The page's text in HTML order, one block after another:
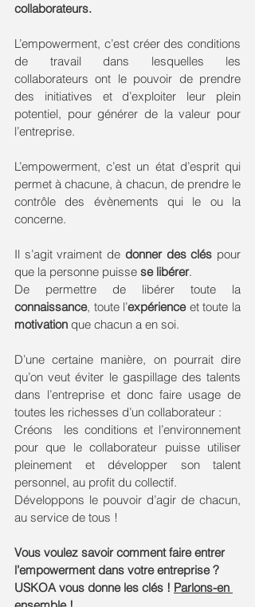
collaborateurs.
L’empowerment, c’est créer des conditions
de travail dans lesquelles les
collaborateurs ont le pouvoir de prendre
des initiatives et d’exploiter leur plein
potentiel, pour générer de la valeur pour
l’entreprise.
L’empowerment, c’est un état d’esprit qui
permet à chacune, à chacun, de prendre le
contrôle des évènements qui le ou la
concerne.
Il s’agit vraiment de donner des clés pour
que la personne puisse se libérer.
connaissance, toute l’expérience
motivation que chacun a en soi.
D’une certaine manière, on pourrait dire
qu’on veut éviter le gaspillage des talents
dans l’entreprise et donc faire usage de
toutes les richesses d’un collaborateur :
Créons  les conditions et l’environnement
pour que le collaborateur puisse utiliser
pleinement et développer son talent
personnel, au profit du collectif.
Développons le pouvoir d’agir de chacun,
au service de tous !
Vous voulez savoir comment faire entrer
l’empowerment dans votre entreprise ?
USKOA vous donne les clés ! Parlons-en